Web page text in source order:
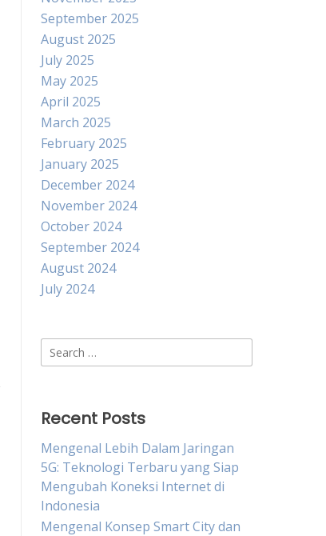
September 2025
August 2025
July 2025
May 2025
April 2025
March 2025
February 2025
January 2025
December 2024
November 2024
October 2024
September 2024
August 2024
July 2024
Search
for:
Recent Posts
Mengenal Lebih Dalam Jaringan
5G: Teknologi Terbaru yang Siap
Mengubah Koneksi Internet di
Indonesia
Mengenal Konsep Smart City dan